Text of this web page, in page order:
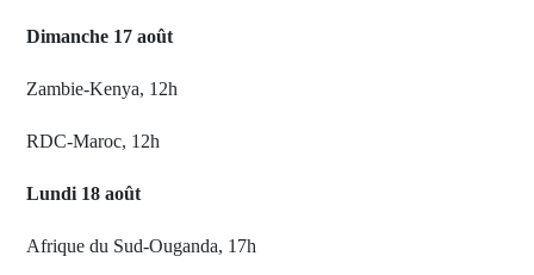
Dimanche 17 août
Zambie-Kenya, 12h
RDC-Maroc, 12h
Lundi 18 août
Afrique du Sud-Ouganda, 17h